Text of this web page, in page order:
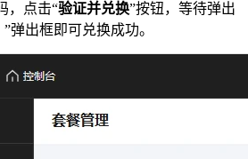
，点击“验证并兑换”按钮，等待弹出
”弹出框即可兑换成功。